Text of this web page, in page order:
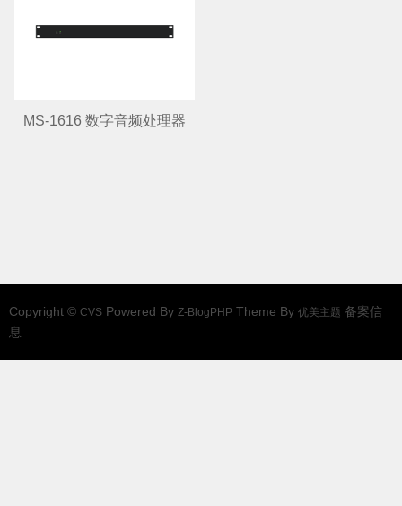
MS-1616 数字音频处理器
Copyright © CVS Powered By Z-BlogPHP Theme By 优美主题 备案信
息